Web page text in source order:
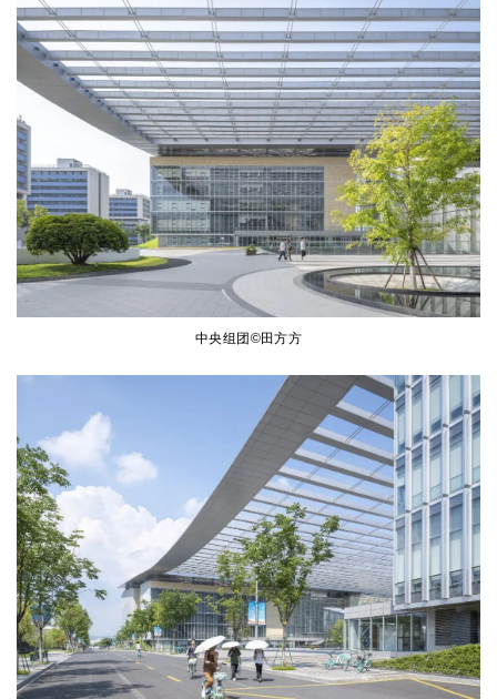
中央组团 ©田方方